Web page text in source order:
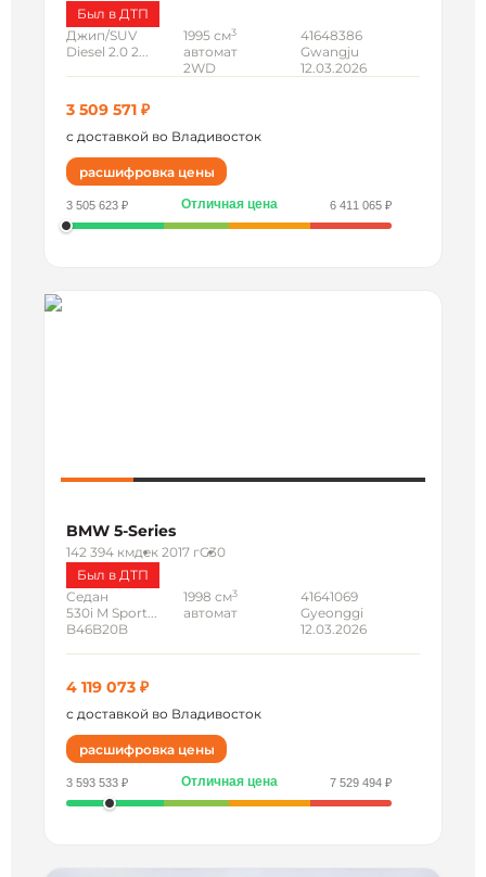
Был в ДТП
Джип/SUV
Diesel 2.0 2...
1995 см3
автомат
2WD
41648386
Gwangju
12.03.2026
3 509 571 ₽
с доставкой во Владивосток
расшифровка цены
3 505 623 ₽ Отличная цена 6 411 065 ₽
BMW 5-Series
142 394 кмдек 2017 гG30
Был в ДТП
Седан
530i M Sport...
B46B20B
1998 см3
автомат
41641069
Gyeonggi
12.03.2026
4 119 073 ₽
с доставкой во Владивосток
расшифровка цены
3 593 533 ₽ Отличная цена 7 529 494 ₽